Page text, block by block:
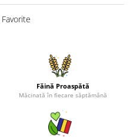
Făină Proaspătă
Măcinată în fiecare săptămână